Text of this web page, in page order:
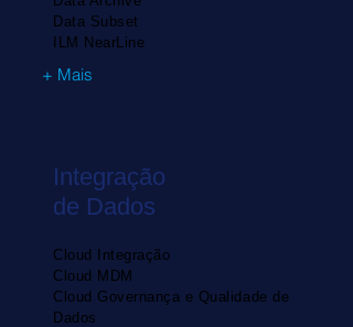
Data Subset
ILM NearLine
+ Mais
Integração
de Dados
Cloud Integração
Cloud MDM
Cloud Governança e Qualidade de
Dados